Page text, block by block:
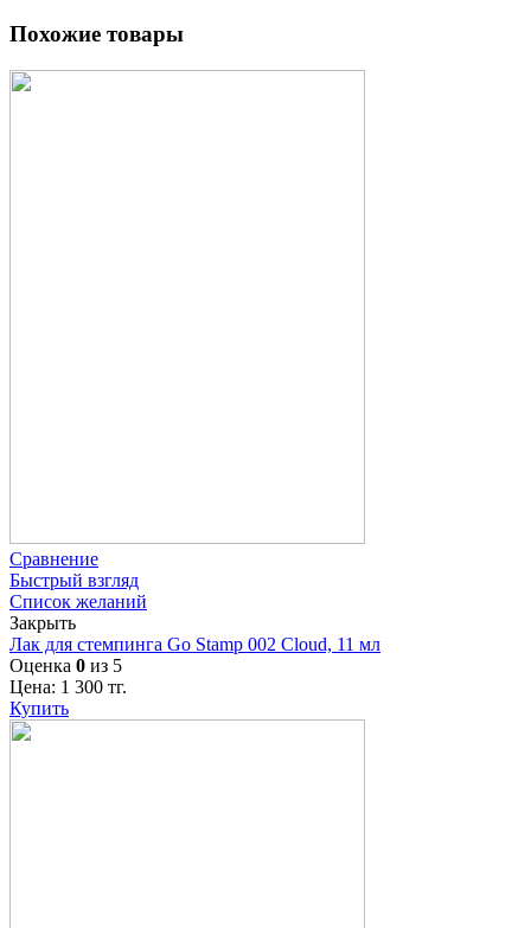
Похожие товары
Сравнение
Быстрый взгляд
Список желаний
Закрыть
Лак для стемпинга Go Stamp 002 Cloud, 11 мл
Оценка 0 из 5
Цена: 1 300 тг.
Купить